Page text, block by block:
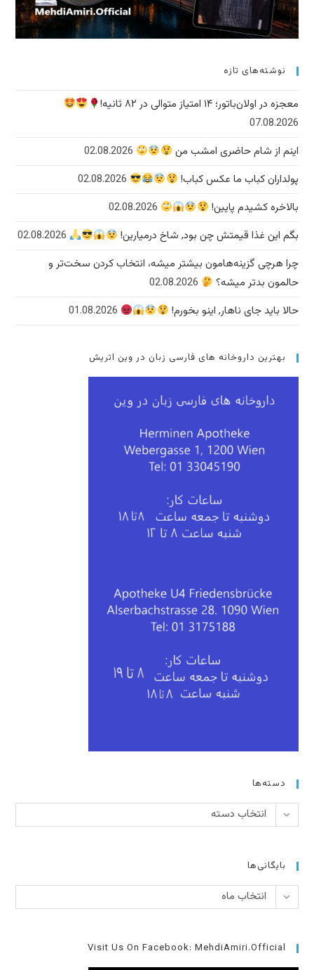
نوشته‌های تازه
معجزه در اولان‌باتور؛ ۱۴ امتیاز متوالی در ۸۲ ثانیه!
07.08.2026
اینم از شام حاضری امشب من
02.08.2026
پولداران کباب ما عکس کباب!
02.08.2026
بالاخره کشیدم پایین!
02.08.2026
بگم این غذا قیمتش چن بود, شاخ درمیارین!
02.08.2026
چرا هرچی گزینه‌هامون بیشتر میشه، انتخاب کردن سخت‌تر و
حالمون بدتر میشه؟
02.08.2026
حالا باید جای ناهار, اینو بخورم!
01.08.2026
بهترین داروخانه های فارسی زبان در وین اتریش
دسته‌ها
دسته‌ها انتخاب دسته
بایگانی‌ها
بایگانی‌هاانتخاب ماه
Visit Us On Facebook: MehdiAmiri.Official